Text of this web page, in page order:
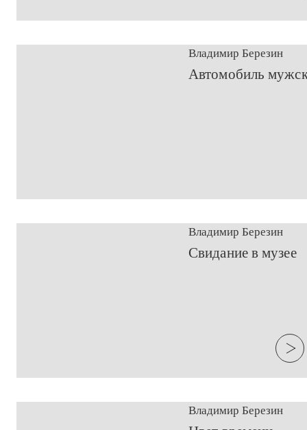
Владимир Березин
​Автомобиль
Владимир Березин
​Свидание в музее
Владимир Березин